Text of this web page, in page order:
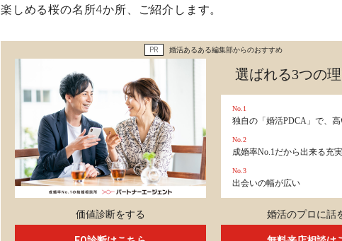
楽しめる桜の名所4か所、ご紹介します。
PR 婚活あるある編集部からのおすすめ
価値診断をする
選ばれる3つの
No.1
独自の「婚活PDCA」で、
No.2
成婚率No.1だから出来る充
No.3
出会いの幅が広い
婚活のプロに話